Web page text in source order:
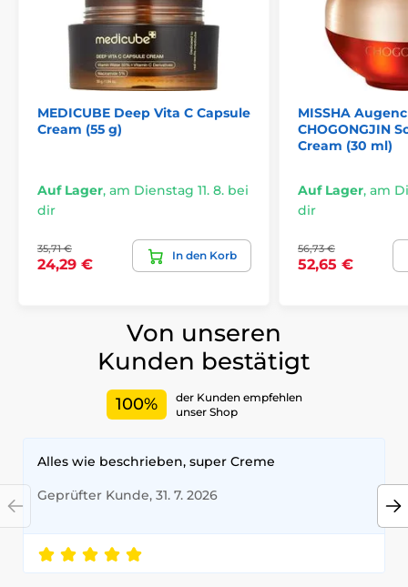
MEDICUBE Deep Vita C Capsule
Cream (55 g)
Auf Lager, am Dienstag 11. 8. bei
dir
35,71 €
24,29 €
In den Korb
MISSHA
CHOGONGJIN
Cream (30 ml)
Auf Lager, am
dir
56,73 €
52,65 €
Von unseren
Kunden bestätigt
100%
der Kunden empfehlen
unser Shop
Alles wie beschrieben, super Creme
Geprüfter Kunde, 31. 7. 2026